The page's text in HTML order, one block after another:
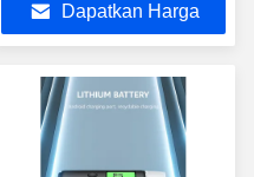
Dapatkan Harga